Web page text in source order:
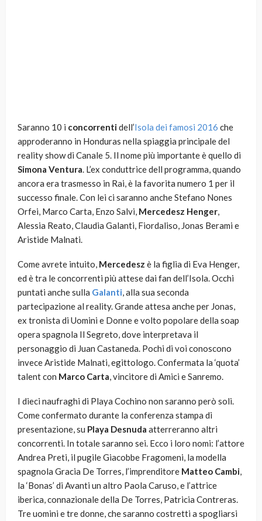
Saranno 10 i concorrentidell’Isola dei famosi 2016 che
approderanno in Honduras nella spiaggia principale del
reality show di Canale 5. Il nome più importante è quello di
Simona Ventura. L’ex conduttrice dell programma, quando
ancora era trasmesso in Rai, è la favorita numero 1 per il
successo finale. Con lei ci saranno anche Stefano Nones
Orfei, Marco Carta, Enzo Salvi, Mercedesz Henger,
Alessia Reato, Claudia Galanti, Fiordaliso, Jonas Berami e
Aristide Malnati.
Come avrete intuito, Mercedesz è la figlia di Eva Henger,
ed è tra le concorrenti più attese dai fan dell’Isola. Occhi
puntati anche sulla Galanti, alla sua seconda
partecipazione al reality. Grande attesa anche per Jonas,
ex tronista di Uomini e Donne e volto popolare della soap
opera spagnola Il Segreto, dove interpretava il
personaggio di Juan Castaneda. Pochi di voi conoscono
invece Aristide Malnati, egittologo. Confermata la ‘quota’
talent con Marco Carta, vincitore di Amici e Sanremo.
I dieci naufraghi di Playa Cochino non saranno però soli.
Come confermato durante la conferenza stampa di
presentazione, su Playa Desnuda atterreranno altri
concorrenti. In totale saranno sei. Ecco i loro nomi: l’attore
Andrea Preti, il pugile Giacobbe Fragomeni, la modella
spagnola Gracia De Torres, l’imprenditore Matteo Cambi,
la ‘Bonas’ di Avanti un altro Paola Caruso, e l’attrice
iberica, connazionale della De Torres, Patricia Contreras.
Tre uomini e tre donne, che saranno costretti a spogliarsi